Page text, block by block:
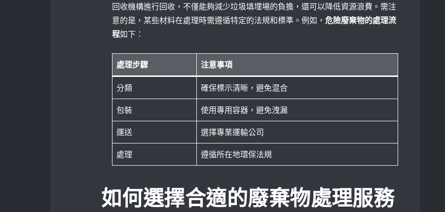
回收機構進行回收，不僅能夠減少垃圾填埋場的負擔，還可以降低資源浪費。需注
意的是，某些材料在處理時需遵循特定的法規和標準。例如， 危險廢棄物的處理流
程如下：
處理步驟 注意事項
分類 確保標示清晰，避免混合
包裝 使用專用容器，避免洩漏
運送 選擇專業運輸公司
處理 遵循所在地環保法規
如何選擇合適的廢棄物處理服務